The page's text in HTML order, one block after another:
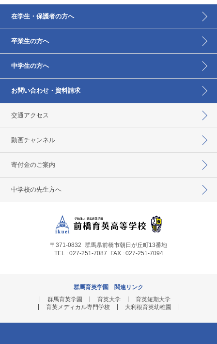
在学生・保護者の方へ
卒業生の方へ
中学生の方へ
お問い合わせ・資料請求
交通アクセス
動画チャンネル
寄付金のご案内
中学校の先生方へ
〒371-0832 群馬県前橋市朝日が丘町13番地
TEL : 027-251-7087
FAX : 027-251-7094
群馬育英学園 関連リンク
群馬育英学園
育英大学
育英短期大学
育英メディカル専門学校
大利根育英幼稚園